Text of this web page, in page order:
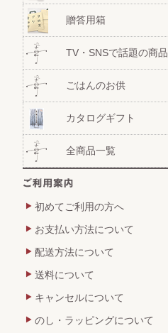
贈答用箱
TV・SNSで話題の商品
ごはんのお供
カタログギフト
全商品一覧
初めてご利用の方へ
お支払い方法について
配送方法について
送料について
キャンセルについて
のし・ラッピングについて